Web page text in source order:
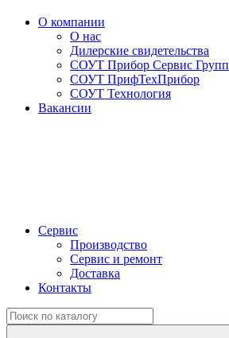
О компании
О нас
Дилерские свидетельства
СОУТ Прибор Сервис Групп
СОУТ ПрифТехПрибор
СОУТ Технология
Вакансии
Сервис
Производство
Сервис и ремонт
Доставка
Контакты